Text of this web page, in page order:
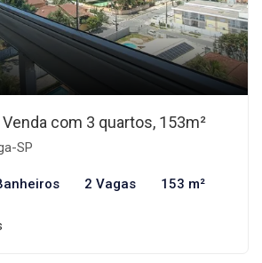
com 3 quartos, 153m²
SP
2 Vagas 153 m²